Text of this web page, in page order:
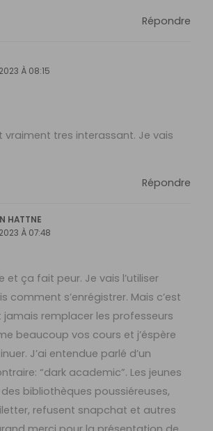
Répondre
À 08:15
vraiment tres interassant. Je vais
Répondre
HATTNE
À 07:48
et ça fait peur. Je vais l’utiliser
comment s’enrégistrer. Mais c’est
jamais remplacer les professeurs
beaucoup vos cours et j’éspère
J’ai entendue parlé d’un
“dark academic”. Les jeunes
bibliothèques poussiéreuses,
refusent snapchat et autres